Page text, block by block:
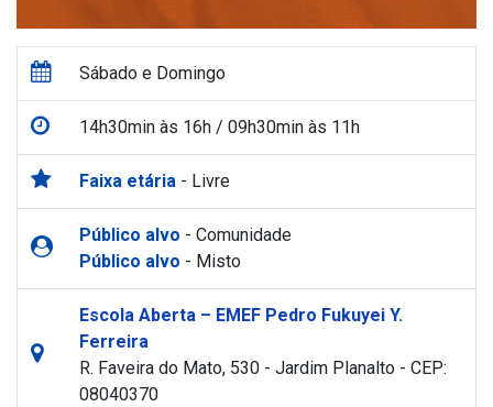
Sábado e Domingo
14h30min às 16h / 09h30min às 11h
Faixa etária - Livre
Público alvo - Comunidade
Público alvo - Misto
Escola Aberta – EMEF Pedro Fukuyei Y.
Ferreira
R. Faveira do Mato, 530 - Jardim Planalto - CEP:
08040370